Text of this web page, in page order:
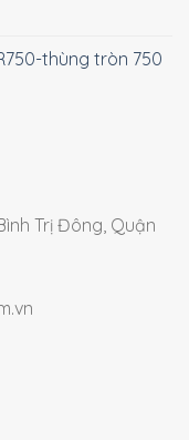
thùng tròn 750
Trị Đông, Quận